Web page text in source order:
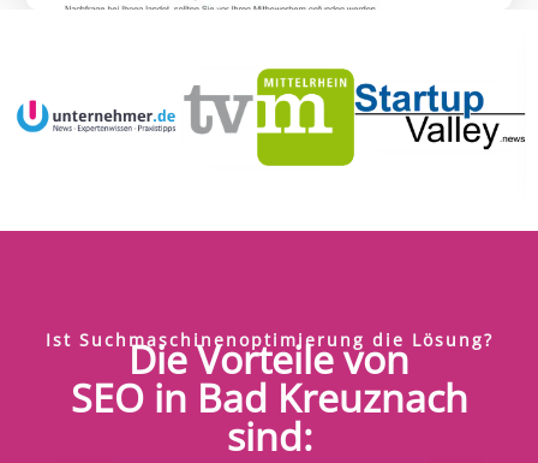
Ist Suchmaschinenoptimierung die Lösung?
Die Vorteile von
SEO in Bad Kreuznach
sind: